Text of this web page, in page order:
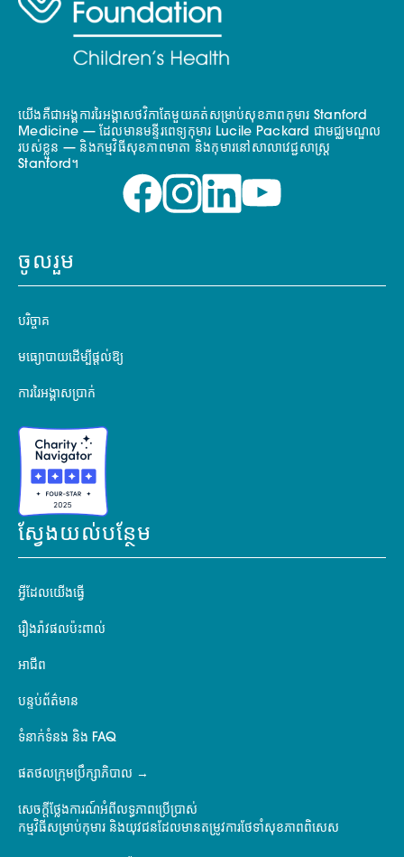
យើងគឺជាអង្គការរៃអង្គាសថវិកាតែមួយគត់សម្រាប់សុខភាពកុមារ Stanford
Medicine — ដែលមានមន្ទីរពេទ្យកុមារ Lucile Packard ជាមជ្ឈមណ្ឌល
របស់ខ្លួន — និងកម្មវិធីសុខភាពមាតា និងកុមារនៅសាលាវេជ្ជសាស្ត្រ
Stanford។
ចូលរួម
បរិច្ចាគ
មធ្យោបាយដើម្បីផ្តល់ឱ្យ
ការរៃអង្គាសប្រាក់
ស្វែងយល់បន្ថែម
អ្វីដែលយើងធ្វើ
រឿងរ៉ាវផលប៉ះពាល់
អាជីព
បន្ទប់ព័ត៌មាន
ទំនាក់ទំនង និង FAQ
ផតថលក្រុមប្រឹក្សាភិបាល
សេចក្តីថ្លែងការណ៍អំពីលទ្ធភាពប្រើប្រាស់
កម្មវិធីសម្រាប់កុមារ និងយុវជនដែលមានតម្រូវការថែទាំសុខភាពពិសេស